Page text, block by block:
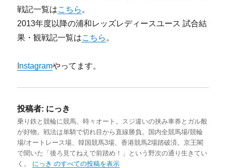
戦記一覧はこちら 。
2013年度以降の浦和レッズレディースユース 試合結
果・観戦記一覧はこちら 。
Instagramやってます。
投稿者: にっき
乗り鉄と競輪に競馬、時々オート。スジ違いの挟み車券とガル般
が好物。戦法は単騎で切れ目から直線勝負。国内全競馬場/競輪
場/オートレース場、韓国競馬3場、香港競馬2場踏破済。京王閣
で聞いた「後ろ見てねえで前踏め！」という野次の通り生きてい
く。 にっき のすべての投稿を表示